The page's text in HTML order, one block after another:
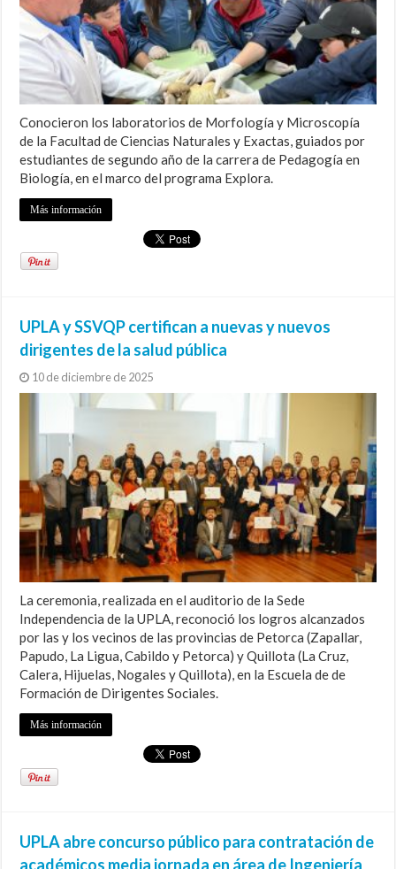
Conocieron los laboratorios de Morfología y Microscopía
de la Facultad de Ciencias Naturales y Exactas, guiados por
estudiantes de segundo año de la carrera de Pedagogía en
Biología, en el marco del programa Explora.
Más información
UPLA y SSVQP certifican a nuevas y nuevos
dirigentes de la salud pública
10 de diciembre de 2025
La ceremonia, realizada en el auditorio de la Sede
Independencia de la UPLA, reconoció los logros alcanzados
por las y los vecinos de las provincias de Petorca (Zapallar,
Papudo, La Ligua, Cabildo y Petorca) y Quillota (La Cruz,
Calera, Hijuelas, Nogales y Quillota), en la Escuela de de
Formación de Dirigentes Sociales.
Más información
UPLA abre concurso público para contratación de
académicos media jornada en área de Ingeniería